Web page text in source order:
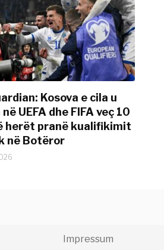
Kosova e cila u
UEFA dhe FIFA veç 10
herët pranë kualifikimit
në Botëror
Impressum